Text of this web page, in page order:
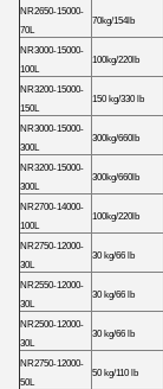
NR2650-15000-
70L
70kg/154lb
NR3000-15000-
100L
100kg/220lb
NR3200-15000-
150L
150 kg/330 lb
NR3000-15000-
300L
300kg/660lb
NR3200-15000-
300L
300kg/660lb
NR2700-14000-
100L
100kg/220lb
NR2750-12000-
30L
30 kg/66 lb
NR2550-12000-
30L
30 kg/66 lb
NR2500-12000-
30L
30 kg/66 lb
NR2750-12000-
50L
50 kg/110 lb